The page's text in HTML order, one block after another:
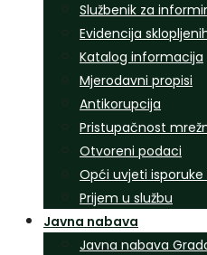
Službenik za
Evidencija
Katalog informacija
Mjerodavni propisi
Antikorupcija
Pristupačnost
Otvoreni podaci
Opći uvjeti
Prijem u službu
Javna nabava
Javna nabava